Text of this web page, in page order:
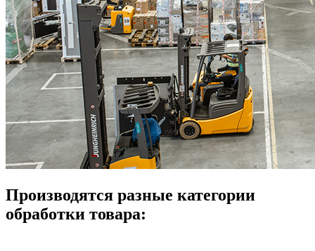
Производятся разные категории
обработки товара: